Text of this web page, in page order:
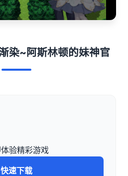
染~阿斯林顿的妹神官
验精彩游戏
快速下载